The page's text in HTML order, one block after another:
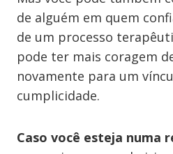
de alguém em quem
de um processo
pode ter mais coragem
novamente para um
cumplicidade.
Caso você esteja numa